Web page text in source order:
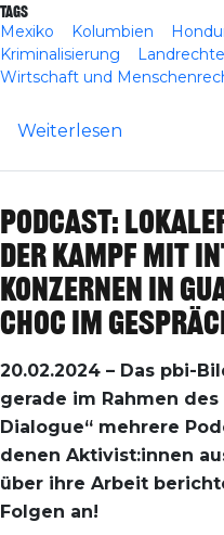
Tags
Mexiko Kolumbien
Kriminalisierung
Landrechte
Wirtschaft und
Weiterlesen
Podcast:
der Kampf mit
Konzernen in
Choc im
20.02.2024 – Das pbi-
gerade im Rahmen
Dialogue“ mehrere
denen Aktivist:innen
über ihre Arbeit
Folgen an!